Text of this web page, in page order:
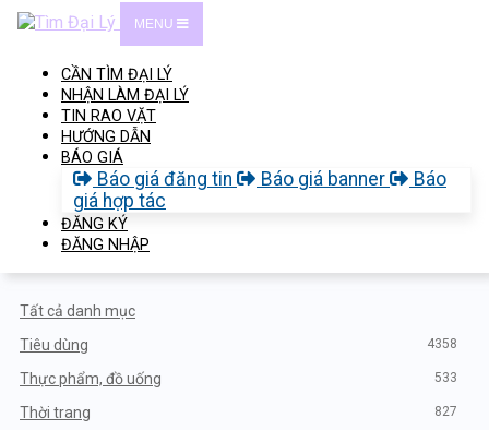
MENU
CẦN TÌM ĐẠI LÝ
NHẬN LÀM ĐẠI LÝ
TIN RAO VẶT
HƯỚNG DẪN
BÁO GIÁ
Báo giá đăng tin Báo giá banner
Báo
giá hợp tác
ĐĂNG KÝ
ĐĂNG NHẬP
Tìm Kiếm
Bộ lọc & tìm kiếm
Ngành nghề
Tất cả danh mục
Tiêu dùng
4358
Thực phẩm, đồ uống 533
Thời trang 827